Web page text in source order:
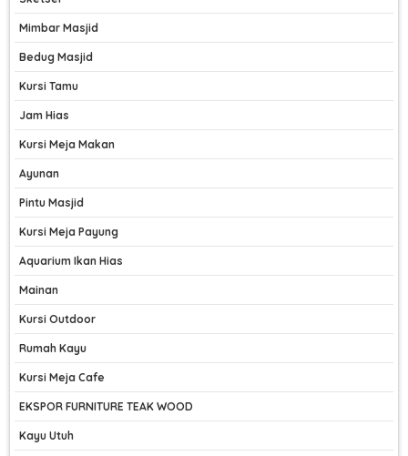
Mimbar Masjid
Bedug Masjid
Kursi Tamu
Jam Hias
Kursi Meja Makan
Ayunan
Pintu Masjid
Kursi Meja Payung
Aquarium Ikan Hias
Mainan
Kursi Outdoor
Rumah Kayu
Kursi Meja Cafe
EKSPOR FURNITURE TEAK WOOD
Kayu Utuh